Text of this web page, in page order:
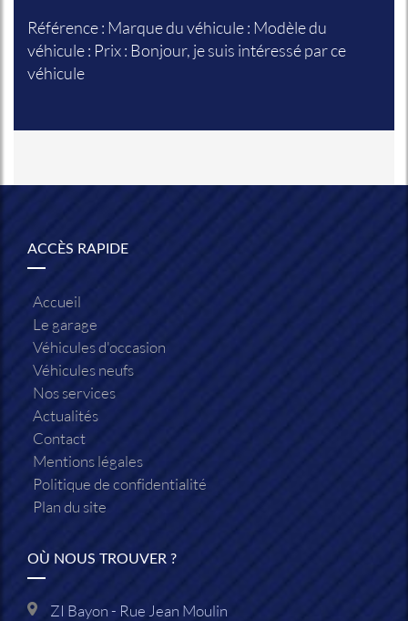
Référence : Marque du véhicule : Modèle du
véhicule : Prix : Bonjour, je suis intéressé par ce
véhicule
ACCÈS RAPIDE
Accueil
Le garage
Véhicules d'occasion
Véhicules neufs
Nos services
Actualités
Contact
Mentions légales
Politique de confidentialité
Plan du site
OÙ NOUS TROUVER ?
ZI Bayon - Rue Jean Moulin